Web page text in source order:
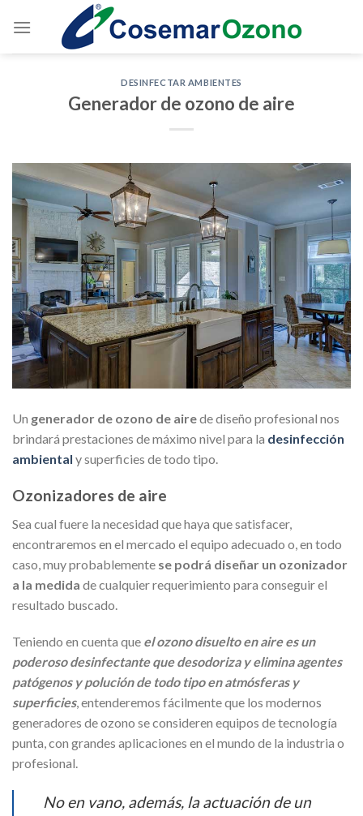
DESINFECTAR AMBIENTES
Generador de ozono de aire
Un generador de ozono de airede diseño profesional nos
brindará prestaciones de máximo nivel para la desinfección
ambiental y superficies de todo tipo.
Ozonizadores de aire
Sea cual fuere la necesidad que haya que satisfacer,
encontraremos en el mercado el equipo adecuado o, en todo
caso, muy probablemente se podrá diseñar un ozonizador
a la medida de cualquier requerimiento para conseguir el
resultado buscado.
Teniendo en cuenta que el ozono disuelto en aire es un
poderoso desinfectante que desodoriza y elimina agentes
patógenos y polución de todo tipo en atmósferas y
superficies, entenderemos fácilmente que los modernos
generadores de ozono se consideren equipos de tecnología
punta, con grandes aplicaciones en el mundo de la industria o
profesional.
No en vano, además, la actuación de un